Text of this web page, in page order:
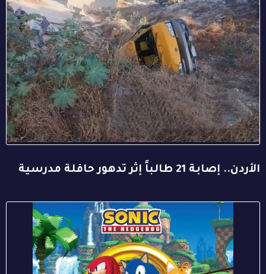
الأردن.. إصابة 21 طالباً إثر تدهور حافلة مدرسية